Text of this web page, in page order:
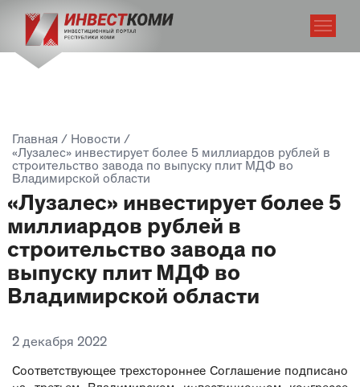
Главная / Новости /
«Лузалес» инвестирует более 5 миллиардов рублей в
строительство завода по выпуску плит МДФ во
Владимирской области
«Лузалес» инвестирует более 5
миллиардов рублей в
строительство завода по
выпуску плит МДФ во
Владимирской области
2 декабря 2022
Соответствующее трехстороннее Соглашение подписано